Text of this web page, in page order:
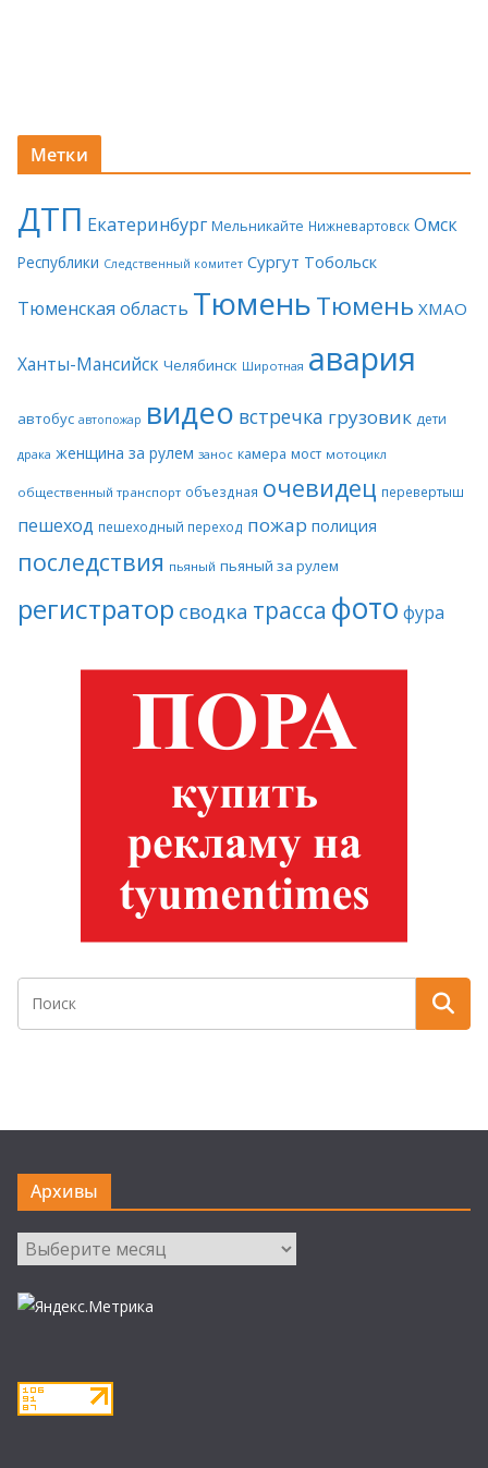
Метки
ДТП Екатеринбург Мельникайте Нижневартовск Омск
Республики Следственный комитет Сургут Тобольск
Тюменская область ТюменьТюмень ХМАО
Ханты-Мансийск Челябинск Широтная авария
автобус автопожар видео встречка грузовик дети
драка женщина за рулем занос камера мост мотоцикл
общественный транспорт объездная очевидец перевертыш
пешеход пешеходный переход пожар полиция
последствия пьяный пьяный за рулем
регистратор сводка трасса фото фура
Архивы
Архивы